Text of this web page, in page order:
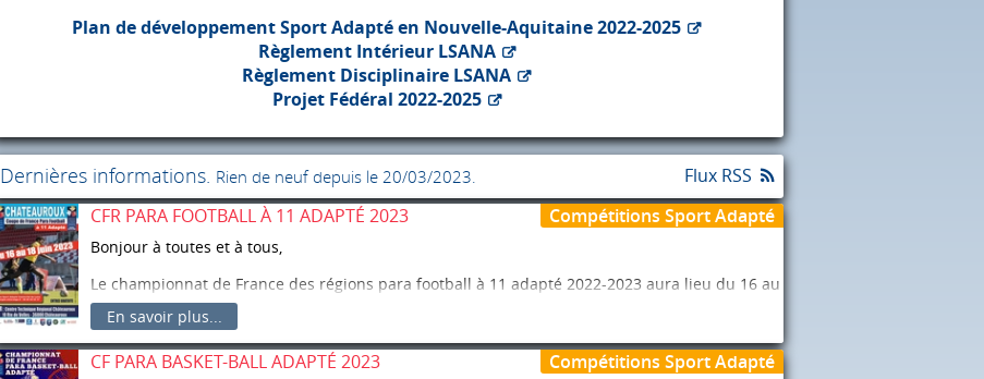
Plan de développement Sport Adapté en Nouvelle-Aquitaine 2022-2025
Règlement Intérieur LSANA
Règlement Disciplinaire LSANA
Projet Fédéral 2022-2025
Dernières informations. Rien de neuf depuis le 20/03/2023.
Flux RSS
CFR PARA FOOTBALL À 11 ADAPTÉ 2023
Compétitions Sport Adapté
Bonjour à toutes et à tous,
Le championnat de France des régions para football à 11 adapté 2022-2023 aura lieu du 16 au
18 juin 2023 à Châteauroux (36).
Vous trouverez le dossier téléchargeable dans l’onglet “Championnats de France”.
En savoir plus...
CF PARA BASKET-BALL ADAPTÉ 2023 Compétitions Sport Adapté